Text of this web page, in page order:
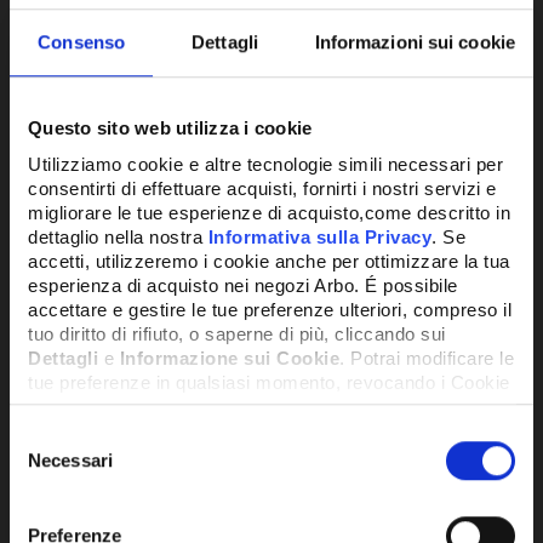
Consenso Dettagli Informazioni sui cookie
Questo sito web utilizza i cookie
Utilizziamo cookie e altre tecnologie simili necessari per
consentirti di effettuare acquisti, fornirti i nostri servizi e
migliorare le tue esperienze di acquisto,come descritto in
dettaglio nella nostra Informativa sulla Privacy. Se
accetti, utilizzeremo i cookie anche per ottimizzare la tua
esperienza di acquisto nei negozi Arbo. É possibile
accettare e gestire le tue preferenze ulteriori, compreso il
tuo diritto di rifiuto, o saperne di più, cliccando sui
Dettagli e Informazione sui Cookie. Potrai modificare le
tue preferenze in qualsiasi momento, revocando i Cookie
precedentemente autorizzati, direttamente dalle
delNecessari
Preferenze
TERMOSTATO
51,56€
SU RICHIESTA